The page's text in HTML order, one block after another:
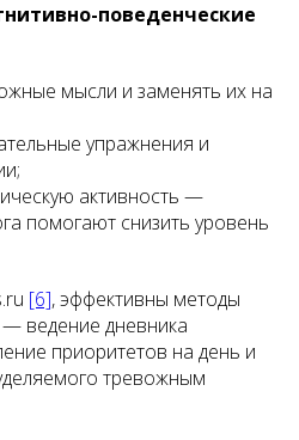
поведенческие
мысли и заменять их на
упражнения и
активность —
помогают снизить уровень
[6], эффективны методы
ведение дневника
приоритетов на день и
тревожным